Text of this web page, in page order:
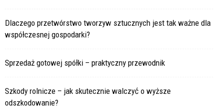
Dlaczego przetwórstwo tworzyw sztucznych jest tak ważne dla
współczesnej gospodarki?
Sprzedaż gotowej spółki – praktyczny przewodnik
Szkody rolnicze – jak skutecznie walczyć o wyższe
odszkodowanie?